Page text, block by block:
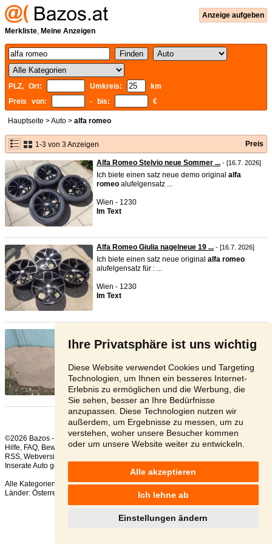
Ihre Privatsphäre ist uns wichtig
Diese Website verwendet Cookies und Targeting
Technologien, um Ihnen ein besseres Internet-
Erlebnis zu ermöglichen und die Werbung, die
Sie sehen, besser an Ihre Bedürfnisse
anzupassen. Diese Technologien nutzen wir
außerdem, um Ergebnisse zu messen, um zu
verstehen, woher unsere Besucher kommen
oder um unsere Website weiter zu entwickeln.
Alle akzeptieren
Ich lehne ab
Einstellungen ändern
Anzeige aufgeben
Merkliste, Meine Anzeigen
PLZ, Ort: Umkreis:
km
Preis von:
- bis: €
Hauptseite >Auto > alfa romeo
1-3 von 3 Anzeigen Preis
Alfa Romeo Stelvio neue Sommer ... - [16.7. 2026]
Ich biete einen satz neue demo original alfa
romeo alufelgensatz ...
Wien - 1230
Im Text
Alfa Romeo Giulia nagelneue 19 ... - [16.7. 2026]
Ich biete einen satz neue original alfa romeo
alufelgensatz für : ...
Wien - 1230
Im Text
Cromodora Fiat 850 128 oldtimer price 320€ Fiat
850 Berlina Coup ...
Ausland - 1234
Im Text
©2026 Bazos -
Kleinanzeigen, Bazar
Hilfe, FAQ, Bewertung,Kontakt,Nutzungsbedingungen, Datenschutzerklärung
RSS,
Inserate Auto gesamt:
Alle Kategorien
Beliebte Suchen
Länder: Österreich Slowakei,Polen